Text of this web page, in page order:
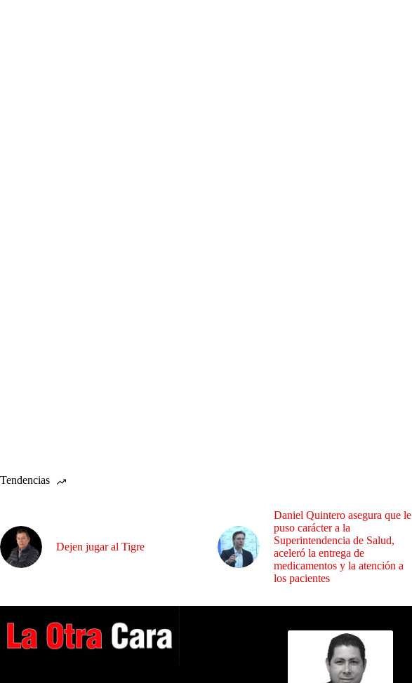
Tendencias
Dejen jugar al Tigre
Daniel Quintero asegura que le
puso carácter a la
Superintendencia de Salud,
aceleró la entrega de
medicamentos y la atención a
los pacientes